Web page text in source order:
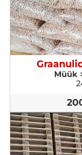
Müük